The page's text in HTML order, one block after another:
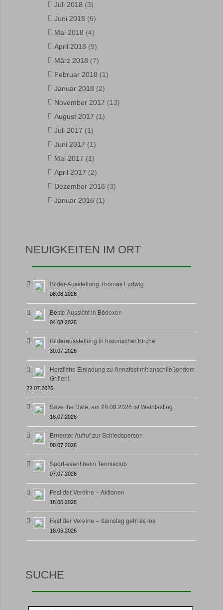
Juli 2018 (3)
Juni 2018 (6)
Mai 2018 (4)
April 2018 (9)
März 2018 (7)
Februar 2018 (1)
Januar 2018 (2)
November 2017 (13)
August 2017 (1)
Juli 2017 (1)
Juni 2017 (1)
Mai 2017 (1)
April 2017 (2)
Dezember 2016 (3)
Januar 2016 (1)
NEUIGKEITEN IM ORT
Bilder-Ausstellung Thomas Ludwig
08.08.2026
Beste Aussicht in Bödexen
04.08.2026
Bilderausstellung in historischer Kirche
30.07.2026
Herzliche Einladung zu Annafest mit anschließendem
Grillen!
22.07.2026
Save the Date, am 29.08.2026 ist Weintasting
18.07.2026
Erneuter Aufruf zur Schiedsperson
08.07.2026
Sport-event beim Tennisclub
07.07.2026
Fest der Vereine – Aktionen
18.06.2026
Fest der Vereine – Samstag geht es los
18.06.2026
SUCHE